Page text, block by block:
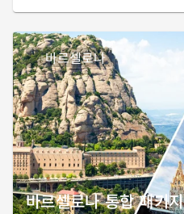
바르셀로나
바르셀로나 통합 패키지